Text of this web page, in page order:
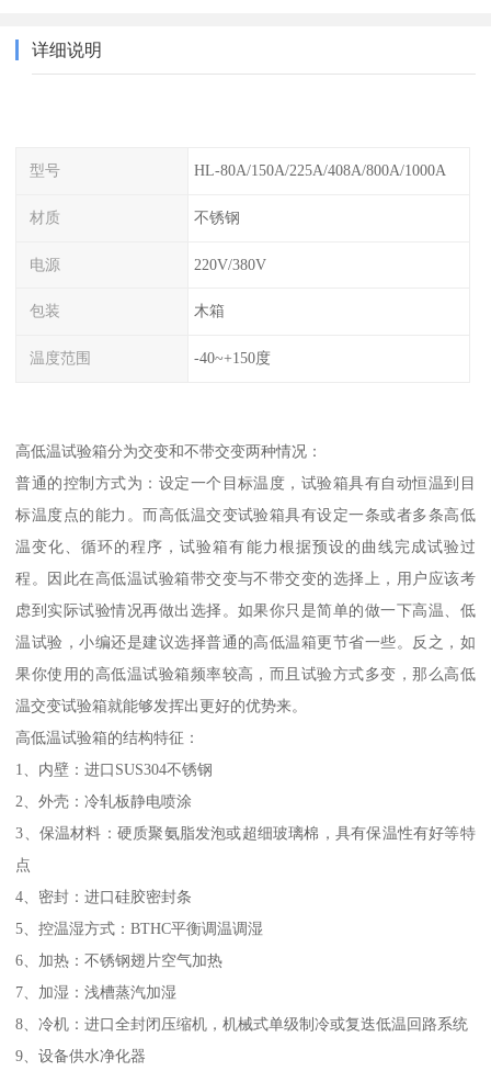
详细说明
型号 HL-80A/150A/225A/408A/800A/1000A
材质 不锈钢
电源 220V/380V
包装 木箱
温度范围 -40~+150度
高低温试验箱分为交变和不带交变两种情况：
普通的控制方式为：设定一个目标温度，试验箱具有自动恒温到目
标温度点的能力。而高低温交变试验箱具有设定一条或者多条高低
温变化、循环的程序，试验箱有能力根据预设的曲线完成试验过
程。因此在高低温试验箱带交变与不带交变的选择上，用户应该考
虑到实际试验情况再做出选择。如果你只是简单的做一下高温、低
温试验，小编还是建议选择普通的高低温箱更节省一些。反之，如
果你使用的高低温试验箱频率较高，而且试验方式多变，那么高低
温交变试验箱就能够发挥出更好的优势来。
高低温试验箱的结构特征：
1、内壁：进口SUS304不锈钢
2、外壳：冷轧板静电喷涂
3、保温材料：硬质聚氨脂发泡或超细玻璃棉，具有保温性有好等特
点
4、密封：进口硅胶密封条
5、控温湿方式：BTHC平衡调温调湿
6、加热：不锈钢翅片空气加热
7、加湿：浅槽蒸汽加湿
8、冷机：进口全封闭压缩机，机械式单级制冷或复迭低温回路系统
9、设备供水净化器